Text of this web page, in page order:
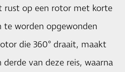
rust op een rotor met korte
te worden opgewonden
die 360° draait, maakt
derde van deze reis, waarna